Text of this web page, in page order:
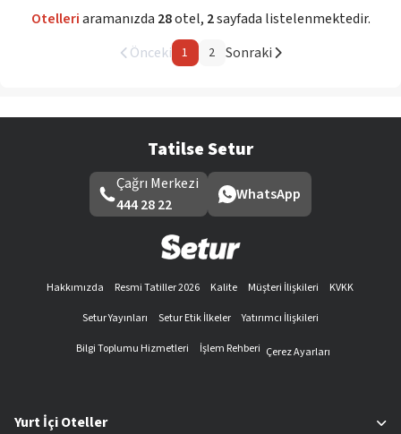
Otelleriaramanızda 28otel, 2sayfada listelenmektedir.
Önceki 1 2 Sonraki
Tatilse Setur
Çağrı Merkezi
444 28 22
WhatsApp
Hakkımızda Resmi Tatiller 2026 Kalite Müşteri İlişkileri
KVKK
Setur Yayınları
Setur Etik İlkeler
Yatırımcı İlişkileri
Bilgi Toplumu Hizmetleri
İşlem Rehberi Çerez Ayarları
Yurt İçi Oteller